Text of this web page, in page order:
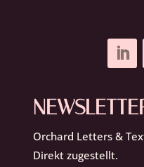
Orchard Letters &
Direkt zugestellt.